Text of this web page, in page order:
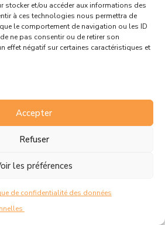
stocker et/ou accéder aux informations des
à ces technologies nous permettra de
le comportement de navigation ou les ID
ne pas consentir ou de retirer son
effet négatif sur certaines caractéristiques et
Accepter
Refuser
les préférences
de confidentialité des données
Conseiller Municipal
à l’Industrie